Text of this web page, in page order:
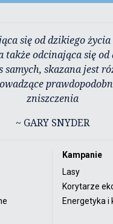
się od dzikiego
także odcinająca się
samych, skazana jest
zniszczenia
~ GARY SNYDER
Kampanie
Lasy
Korytarze
Energetyka i